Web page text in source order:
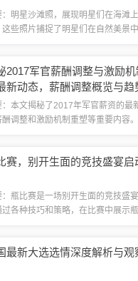
：明星沙滩照，展现明星们在海滩
这些照片捕捉了明星们在自然美景
艺术的完美结合。这些照片不仅是
2017军官薪酬调整与激励机
新动态，薪酬调整概览与趋
：本文揭秘了2017年军官薪资的最
酬调整和激励机制重塑等重要内容
旨在详细解读2017年军官薪资的...
赛，别开生面的竞技盛宴启
：瓶比赛是一场别开生面的竞技盛
过各种技巧和策略，在比赛中展示
艺和勇气，为观众带来了一场视觉盛
最新大选选情深度解析与观